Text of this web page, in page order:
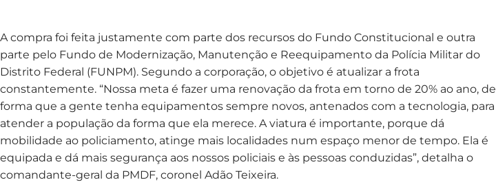
A compra foi feita justamente com parte dos recursos do Fundo Constitucional e outra
parte pelo Fundo de Modernização, Manutenção e Reequipamento da Polícia Militar do
Distrito Federal (FUNPM). Segundo a corporação, o objetivo é atualizar a frota
constantemente. “Nossa meta é fazer uma renovação da frota em torno de 20% ao ano, de
forma que a gente tenha equipamentos sempre novos, antenados com a tecnologia, para
atender a população da forma que ela merece. A viatura é importante, porque dá
mobilidade ao policiamento, atinge mais localidades num espaço menor de tempo. Ela é
equipada e dá mais segurança aos nossos policiais e às pessoas conduzidas”, detalha o
comandante-geral da PMDF, coronel Adão Teixeira.